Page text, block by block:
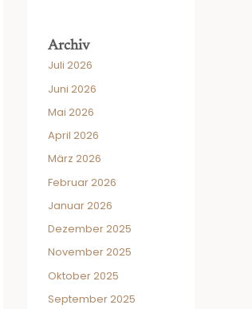
Archiv
Juli 2026
Juni 2026
Mai 2026
April 2026
März 2026
Februar 2026
Januar 2026
Dezember 2025
November 2025
Oktober 2025
September 2025